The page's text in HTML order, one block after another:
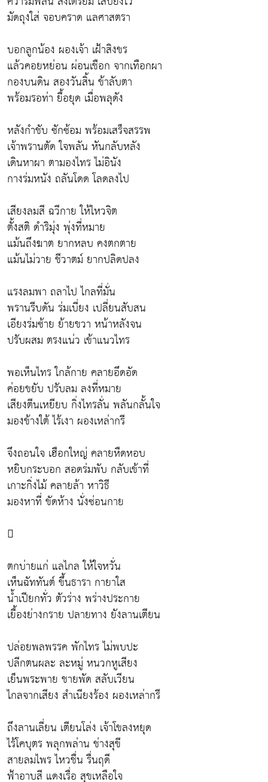
มัดถุงใส่ จอบคราด แลศาสตรา
บอกลูกน้อง ผองเจ้า เฝ้าสิงขร
แล้วคอยหย่อน ผ่อนเชือก จากเทือกผา
กองบนดิน สองวันสิ้น ข้าลับตา
พร้อมรอท่า ยื้อยุด เมื่อพลุดัง
หลังกำชับ ซักซ้อม พร้อมเสร็จสรรพ
เจ้าพรานตัด ใจพลัน หันกลับหลัง
เดินหาผา ตามองไทร ไม่อินัง
กางร่มหนัง ถลันโดด โลดลงไป
เสียงลมสี ฉวีกาย ให้ไหวจิต
ตั้งสติ ดำริมุ่ง พุ่งที่หมาย
แม้นถึงฆาต ยากหลบ คงตกตาย
แม้นไม่วาย ชีวาตม์ ยากปลิดปลง
แรงลมพา ถลาไป ไกลที่มั่น
พรานรีบดัน ร่มเบี่ยง เปลี่ยนสับสน
เอียงร่มซ้าย ย้ายขวา หน้าหลังจน
ปรับผสม ตรงแน่ว เข้าแนวไทร
พอเห็นไทร ใกล้กาย คลายอึดอัด
ค่อยขยับ ปรับลม ลงที่หมาย
เสียงตีนเหยียบ กิ่งไทรลั่น พลันกลั้นใจ
มองข้างใต้ ไร้เงา ผองเหล่ากรี
จึงถอนใจ เฮือกใหญ่ คลายหืดหอบ
หยิบกระบอก สอดร่มพับ กลับเข้าที่
เกาะกิ่งไม้ คลายล้า หาวิธี
มองหาที่ ขัดห้าง นั่งซ่อนกาย

ตกบ่ายแก่ แลไกล ให้ใจหวั่น
เห็นฉัททันต์ ขึ้นธารา กายาใส
น้ำเปียกทั่ว ตัวร่าง พร่างประกาย
เยื้องย่างกราย ปลายทาง ยังลานเตียน
ปล่อยพลพรรค พักไทร ไม่พบปะ
ปลีกตนผละ ละหมู่ หนวกหูเสียง
เย็นพระพาย ชายพัด สลับเวียน
ไกลจากเสียง สำเนียงร้อง ผองเหล่ากรี
ถึงลานเลี่ยน เตียนโล่ง เจ้าโขลงหยุด
ไร้โคบุตร พลุกพล่าน ช่างสุขี
สายลมไพร ไหวชื่น รื่นฤดี
ฟ้าอาบสี แดงเรื่อ สุขเหลือใจ